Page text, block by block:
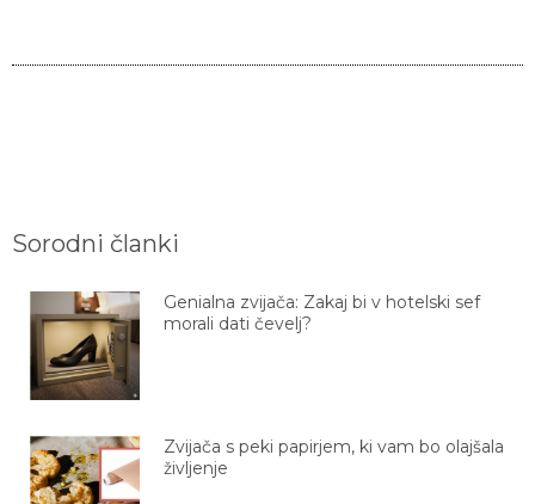
Sorodni članki
Genialna zvijača: Zakaj bi v hotelski sef
morali dati čevelj?
Zvijača s peki papirjem, ki vam bo olajšala
življenje